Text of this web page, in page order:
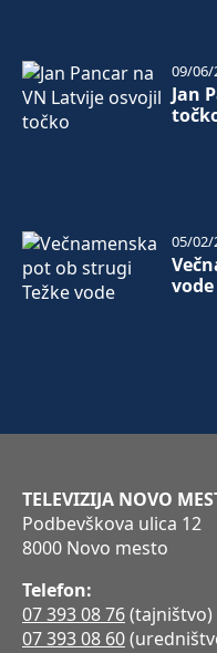
Jan
09/06/
vode
05/02/
TELEVIZIJA NOVO
Podbevškova ulica 12
8000 Novo mesto
Telefon:
07 393 08 76(tajništvo)
07 393 08 60